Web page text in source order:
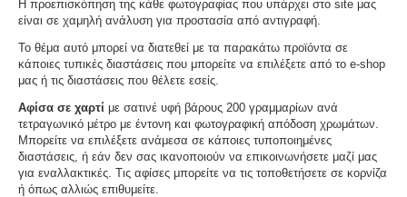
Η προεπισκόπηση της κάθε φωτογραφίας που υπάρχει στο site μας
είναι σε χαμηλή ανάλυση για προστασία από αντιγραφή.
Το θέμα αυτό μπορεί να διατεθεί με τα παρακάτω προϊόντα σε
κάποιες τυπικές διαστάσεις που μπορείτε να επιλέξετε από το e-shop
μας ή τις διαστάσεις που θέλετε εσείς.
Αφίσα σε χαρτί με σατινέ υφή βάρους 200 γραμμαρίων ανά
τετραγωνικό μέτρο με έντονη και φωτογραφική απόδοση χρωμάτων.
Μπορείτε να επιλέξετε ανάμεσα σε κάποιες τυποποιημένες
διαστάσεις, ή εάν δεν σας ικανοποιούν να επικοινωνήσετε μαζί μας
για εναλλακτικές. Τις αφίσες μπορείτε να τις τοποθετήσετε σε κορνίζα
ή όπως αλλιώς επιθυμείτε.